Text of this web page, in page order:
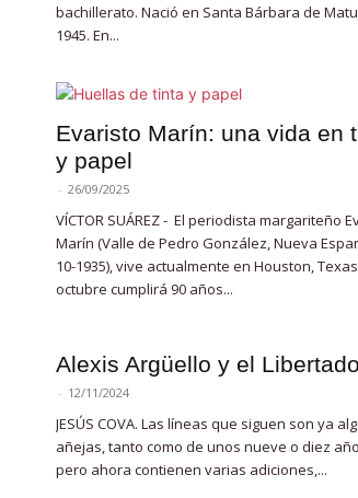
bachillerato. Nació en Santa Bárbara de
1945. En...
Evaristo Marín: una vida en
y papel
- 26/09/2025
VÍCTOR SUÁREZ - El periodista margariteño
Marín (Valle de Pedro González, Nueva
10-1935), vive actualmente en Houston,
octubre cumplirá 90 años...
Alexis Argüello y el
- 12/11/2024
JESÚS COVA. Las líneas que siguen son ya
añejas, tanto como de unos nueve o diez
pero ahora contienen varias adiciones,...